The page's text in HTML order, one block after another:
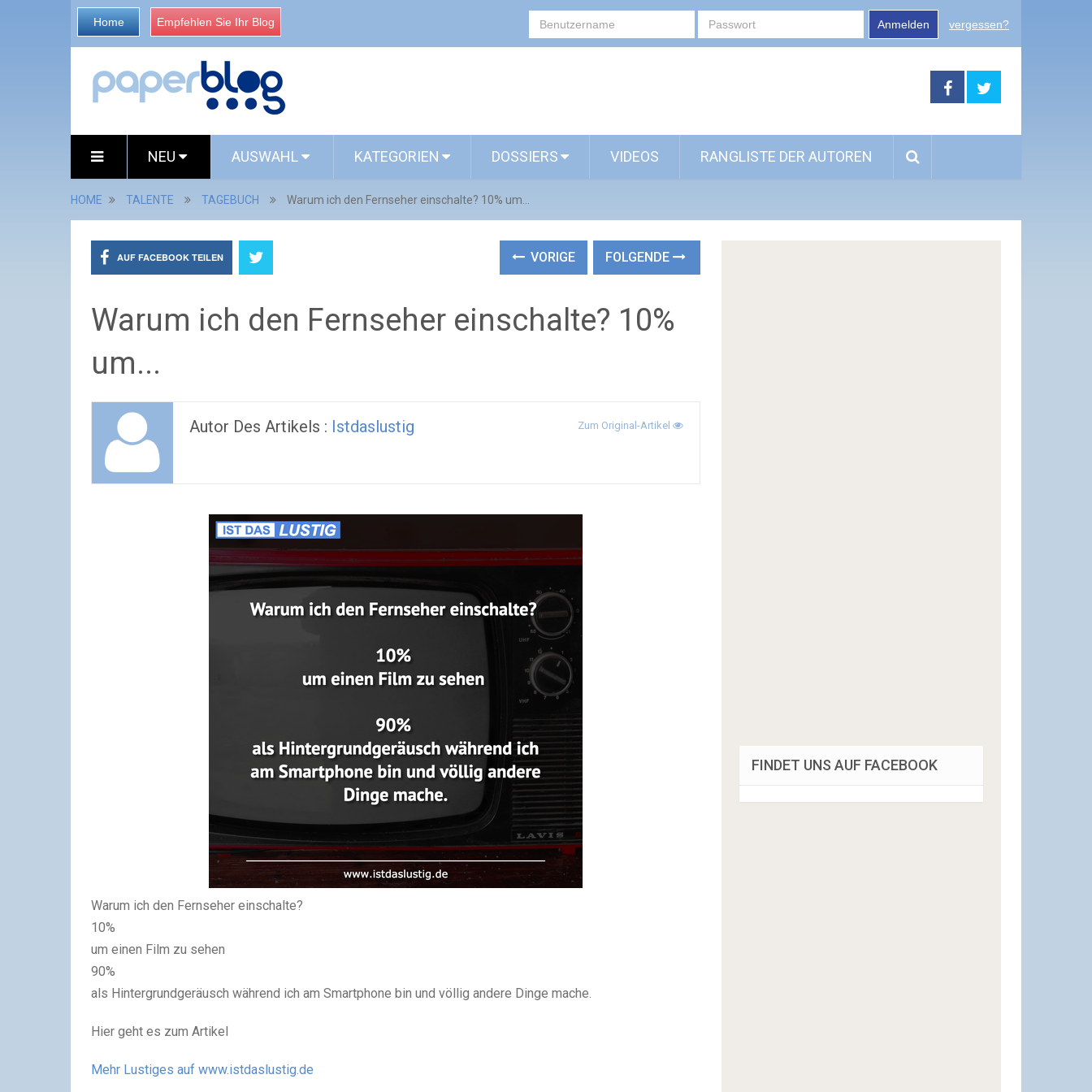
Home Empfehlen Sie Ihr Blog Anmelden vergessen?
NEU AUSWAHL KATEGORIEN DOSSIERS VIDEOS RANGLISTE DER AUTOREN
HOME TALENTE TAGEBUCH Warum ich den Fernseher einschalte? 10% um...
AUF FACEBOOK TEILEN VORIGE FOLGENDE
Warum ich den Fernseher einschalte? 10%
um...
Autor Des Artikels : Istdaslustig Zum Original-Artikel
Warum ich den Fernseher einschalte?
10%
um einen Film zu sehen
90%
als Hintergrundgeräusch während ich am Smartphone bin und völlig andere Dinge mache.
Hier geht es zum Artikel
Mehr Lustiges auf www.istdaslustig.de
FINDET UNS AUF FACEBOOK